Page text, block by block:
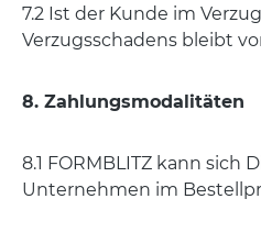
7.2 Ist der Kunde im
Verzugsschadens bleibt
8. Zahlungsmodalitäten
8.1 FORMBLITZ kann
Unternehmen im